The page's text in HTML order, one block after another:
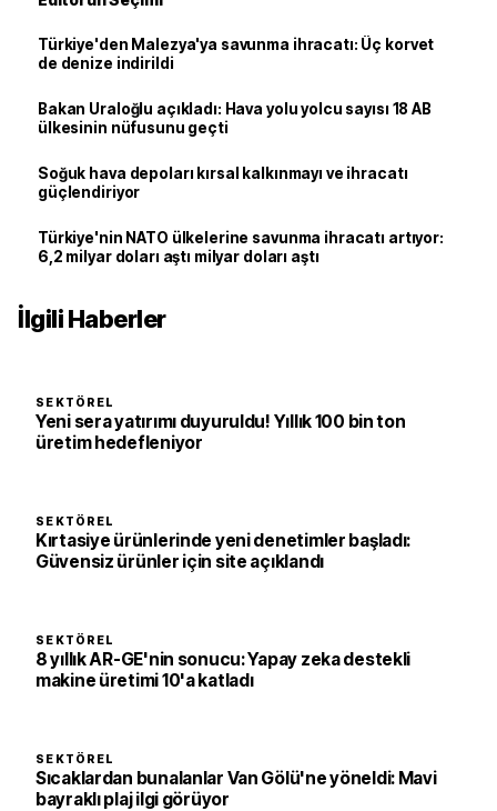
Türkiye'den Malezya'ya savunma ihracatı: Üç korvet
de denize indirildi
Bakan Uraloğlu açıkladı: Hava yolu yolcu sayısı 18 AB
ülkesinin nüfusunu geçti
Soğuk hava depoları kırsal kalkınmayı ve ihracatı
güçlendiriyor
Türkiye'nin NATO ülkelerine savunma ihracatı artıyor:
6,2 milyar doları aştı milyar doları aştı
İlgili Haberler
SEKTÖREL
Yeni sera yatırımı duyuruldu! Yıllık 100 bin ton
üretim hedefleniyor
SEKTÖREL
Kırtasiye ürünlerinde yeni denetimler başladı:
Güvensiz ürünler için site açıklandı
SEKTÖREL
8 yıllık AR-GE'nin sonucu: Yapay zeka destekli
makine üretimi 10'a katladı
SEKTÖREL
Sıcaklardan bunalanlar Van Gölü'ne yöneldi: Mavi
bayraklı plaj ilgi görüyor